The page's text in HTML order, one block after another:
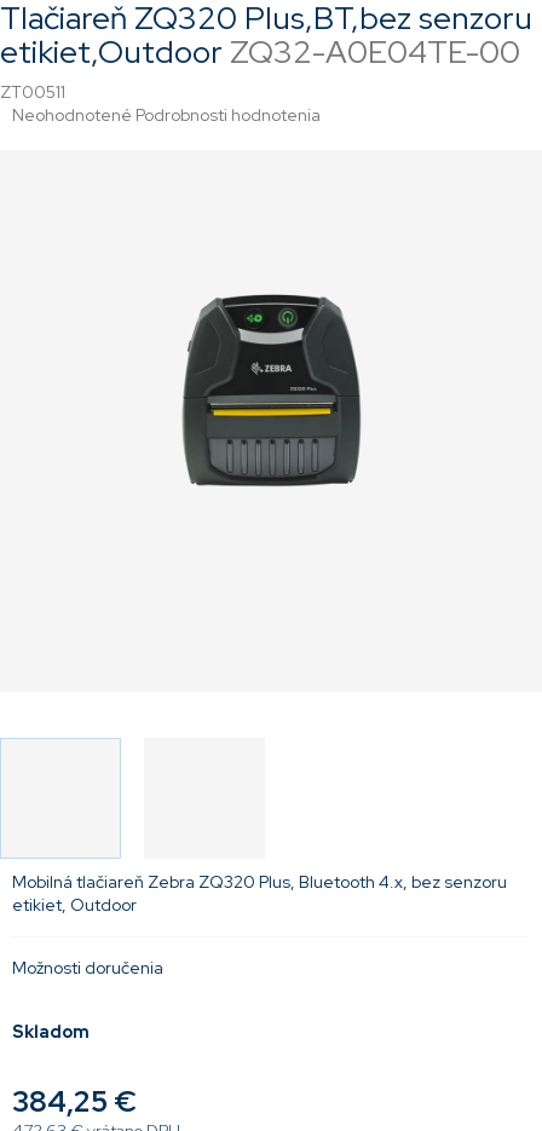
Tlačiareň ZQ320 Plus,BT,bez senzoru
etikiet,Outdoor ZQ32-A0E04TE-00
ZT00511
Priemerné
Neohodnotené Podrobnosti hodnotenia
384,25 €
Skladom
Možnosti doručenia
Mobilná tlačiareň Zebra ZQ320 Plus, Bluetooth 4.x, bez senzoru
etikiet, Outdoor